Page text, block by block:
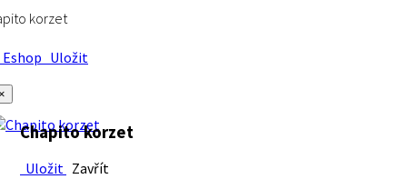
korzet
Uložit
Chapito korzet
Uložit Zavřít